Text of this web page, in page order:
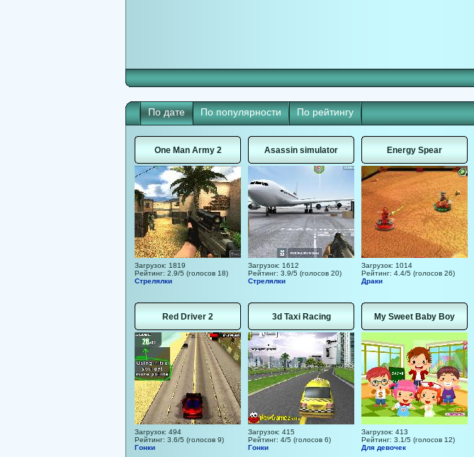
По дате По популярности По рейтингу
One Man Army 2
Загрузок: 1819
Рейтинг: 2.9/5 (голосов 18)
Стрелялки
Asassin simulator
Загрузок: 1612
Рейтинг: 3.9/5 (голосов 20)
Стрелялки
Energy Spear
Загрузок: 1014
Рейтинг: 4.4/5 (голосов 26)
Драки
Red Driver 2
Загрузок: 494
Рейтинг: 3.6/5 (голосов 9)
Гонки
3d Taxi Racing
Загрузок: 415
Рейтинг: 4/5 (голосов 6)
Гонки
My Sweet Baby Boy
Загрузок: 413
Рейтинг: 3.1/5 (голосов 12)
Для девочек